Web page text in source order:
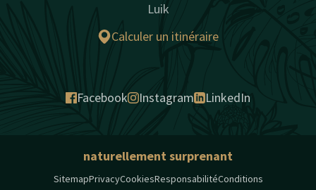
Luik
Calculer un itinéraire
Facebook Instagram LinkedIn
naturellement surprenant
SitemapPrivacyCookiesResponsabilitéConditions